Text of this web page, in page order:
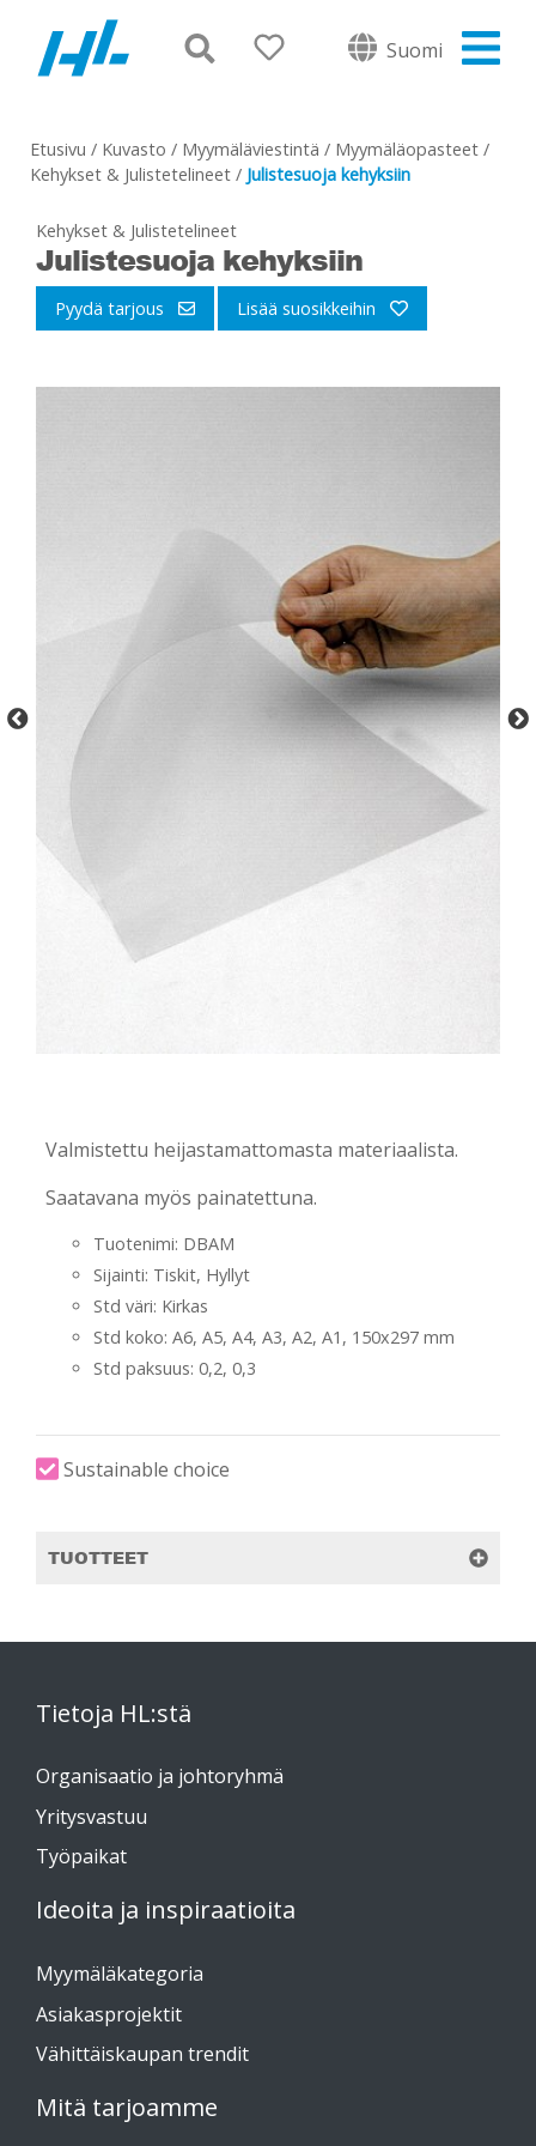
Suomi
Etusivu / Kuvasto / Myymäläviestintä / Myymäläopasteet /
Kehykset & Julistetelineet / Julistesuoja kehyksiin
Kehykset & Julistetelineet
Julistesuoja kehyksiin
Pyydä tarjous Lisää suosikkeihin
Valmistettu heijastamattomasta materiaalista.
Saatavana myös painatettuna.
Tuotenimi: DBAM
Sijainti: Tiskit, Hyllyt
Std väri: Kirkas
Std koko: A6, A5, A4, A3, A2, A1, 150x297 mm
Std paksuus: 0,2, 0,3
Sustainable choice
TUOTTEET
Tietoja HL:stä
Organisaatio ja johtoryhmä
Yritysvastuu
Työpaikat
Ideoita ja inspiraatioita
Myymäläkategoria
Asiakasprojektit
Vähittäiskaupan trendit
Mitä tarjoamme